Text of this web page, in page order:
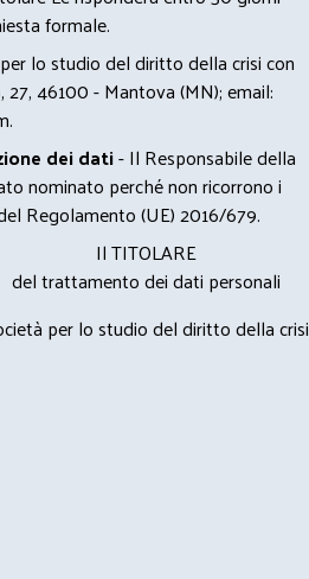
formale.
lo studio del diritto della crisi con
46100 - Mantova (MN); email:
.
dei dati- Il Responsabile della
nominato perché non ricorrono i
Regolamento (UE) 2016/679.
Il TITOLARE
del trattamento dei dati personali
per lo studio del diritto della crisi